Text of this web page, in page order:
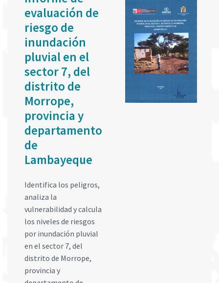
evaluación de
riesgo de
inundación
pluvial en el
sector 7, del
distrito de
Morrope,
provincia y
departamento
de
Lambayeque
Identifica los peligros,
analiza la
vulnerabilidad y calcula
los niveles de riesgos
por inundación pluvial
en el sector 7, del
distrito de Morrope,
provincia y